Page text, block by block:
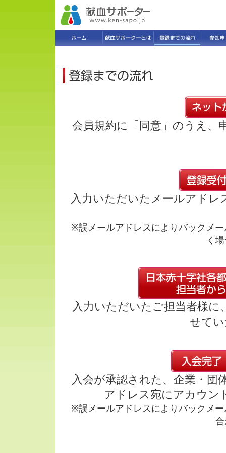
会員規約に「同意」のうえ、
入力いただいたメールアドレ
※誤メールアドレスによりバックメ
く
入力いただいたご担当者様に
せて
入会が承認された、企業・団
アドレス宛にアカウン
※誤メールアドレスによりバックメ